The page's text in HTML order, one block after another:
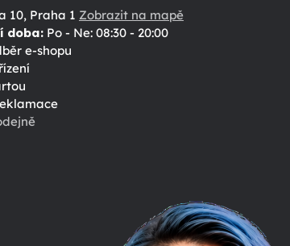
10, Praha 1 Zobrazit na mapě
doba:Po - Ne: 08:30 - 20:00
e-shopu